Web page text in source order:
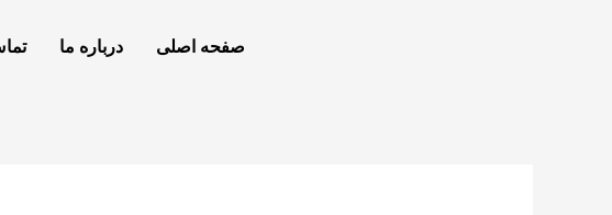
صفحه اصلی درباره ما